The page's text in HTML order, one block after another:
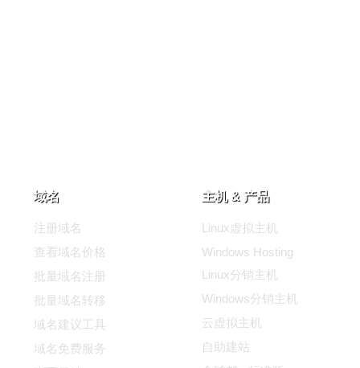
域名
注册域名
查看域名价格
批量域名注册
批量域名转移
域名建议工具
域名免费服务
主机 & 产品
Linux虚拟主机
Windows Hosting
Linux分销主机
Windows分销主机
云虚拟主机
自助建站